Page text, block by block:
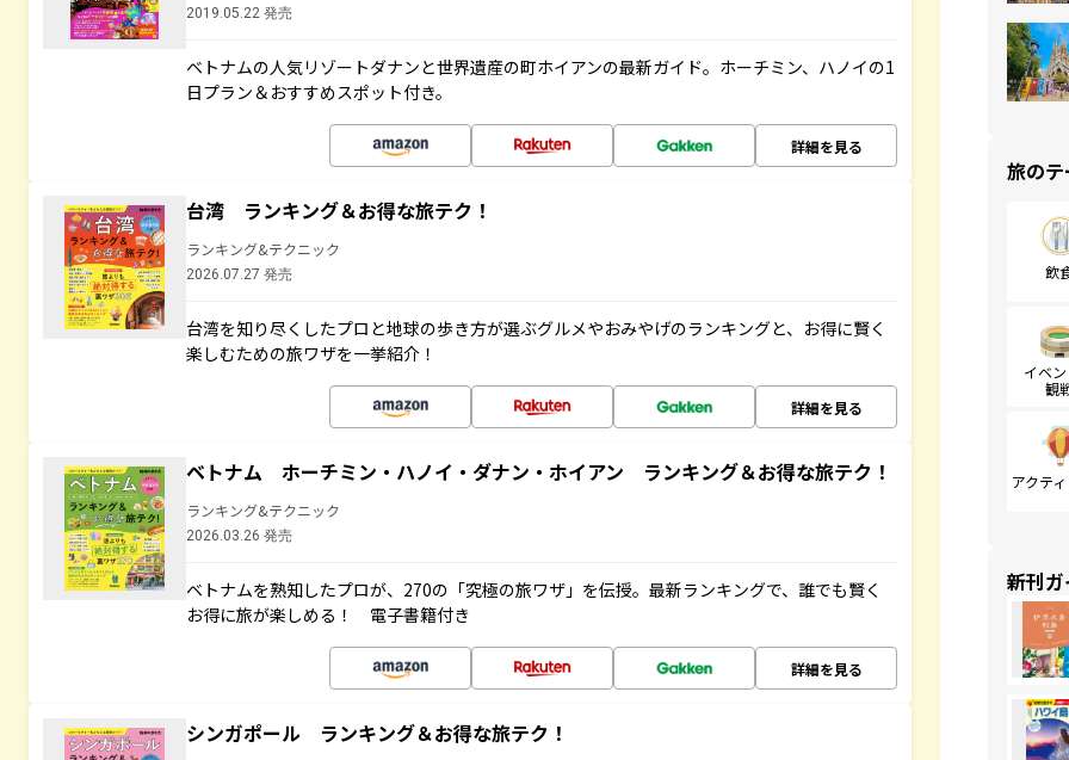
2019.05.22 発売
ベトナムの人気リゾートダナンと世界遺産の町ホイアンの最新ガイド。ホーチミン、ハノイの1
日プラン＆おすすめスポット付き。
詳細を見る
台湾 ランキング＆お得な旅テク！
ランキング&テクニック
2026.07.27 発売
台湾を知り尽くしたプロと地球の歩き方が選ぶグルメやおみやげのランキングと、お得に賢く
楽しむための旅ワザを一挙紹介！
詳細を見る
ベトナム ホーチミン・ハノイ・ダナン・ホイアン ランキング＆お得な旅テク！
ランキング&テクニック
2026.03.26 発売
ベトナムを熟知したプロが、270の「究極の旅ワザ」を伝授。最新ランキングで、誰でも賢く
お得に旅が楽しめる！ 電子書籍付き
詳細を見る
シンガポール ランキング＆お得な旅テク！
旅の
飲
イベ
観
アクテ
新刊